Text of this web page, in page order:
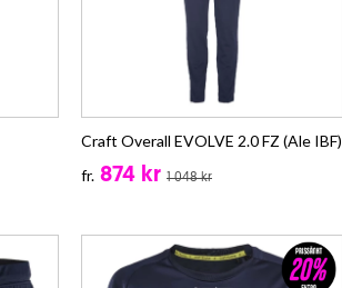
Craft Overall EVOLVE 2.0 FZ (Ale IBF)
fr. 874 kr 1 048 kr